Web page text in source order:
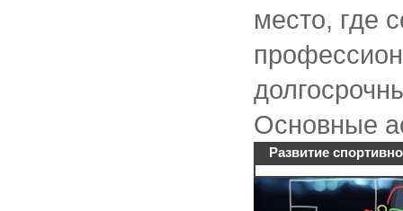
место, где
Основные
Развитие